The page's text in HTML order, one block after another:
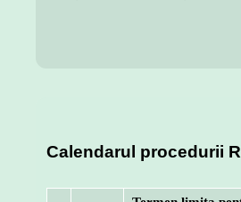
Calendarul procedurii